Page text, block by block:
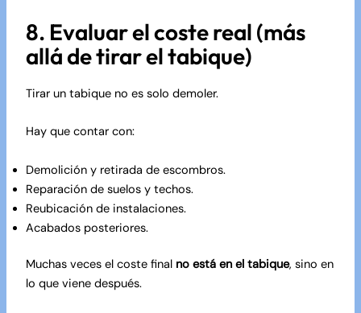
8. Evaluar el coste real (más
allá de tirar el tabique)
Tirar un tabique no es solo demoler.
Hay que contar con:
Demolición y retirada de escombros.
Reparación de suelos y techos.
Reubicación de instalaciones.
Acabados posteriores.
Muchas veces el coste final no está en el tabique, sino en
lo que viene después.